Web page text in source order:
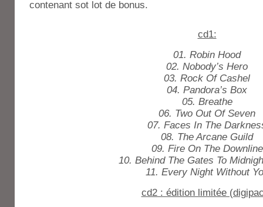
contenant sot lot de bonus.
cd1:
01. Robin Hood
02. Nobody’s Hero
03. Rock Of Cashel
04. Pandora’s Box
05. Breathe
06. Two Out Of Seven
07. Faces In The
08. The Arcane Guild
09. Fire On The Downline
10. Behind The Gates To
11. Every Night Without
cd2 : édition limitée